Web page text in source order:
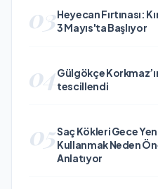
03Heyecan Fırtınası:
3 Mayıs'ta Başlıyor
04Gülgökçe
tescillendi
05Saç Kökleri Gece
Kullanmak Neden
Anlatıyor